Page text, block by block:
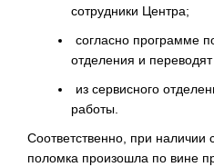
сотрудники Центра;
согласно программе
отделения и переводят
из сервисного
работы.
Соответственно, при наличии
поломка произошла по вине